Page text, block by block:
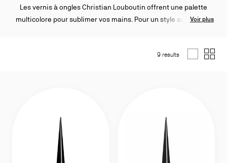
Les vernis à ongles Christian Louboutin offrent une palette
multicolore pour sublimer vos mains. Pour un style audacieux,
Voir plus
9 results